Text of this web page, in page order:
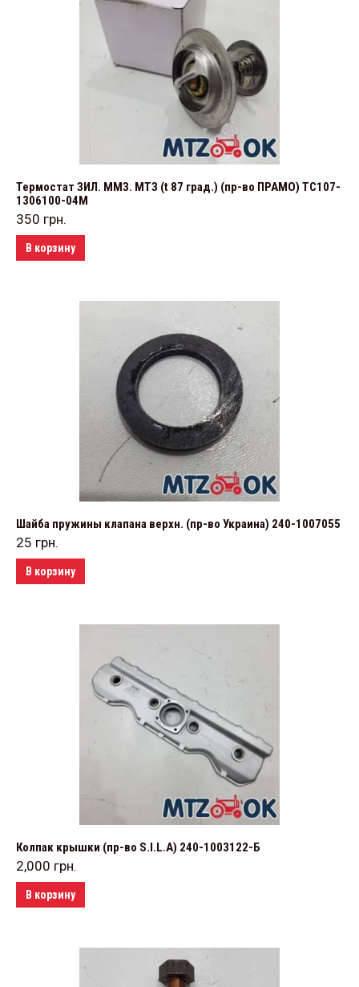
Термостат ЗИЛ. ММЗ. МТЗ (t 87 град.) (пр-во ПРАМО) ТС107-
1306100-04М
350 грн.
В корзину
Шайба пружины клапана верхн. (пр-во Украина) 240-1007055
25 грн.
В корзину
Колпак крышки (пр-во S.I.L.A) 240-1003122-Б
2,000 грн.
В корзину